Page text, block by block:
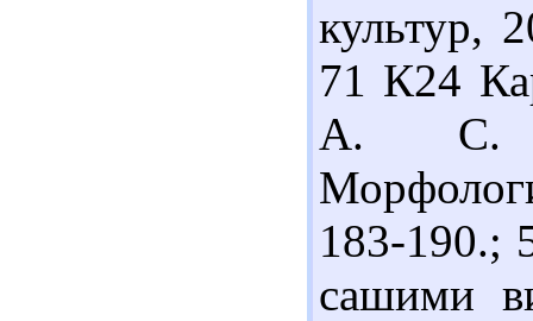
культур,
71 К24
А. С.
183-190.;
сашими